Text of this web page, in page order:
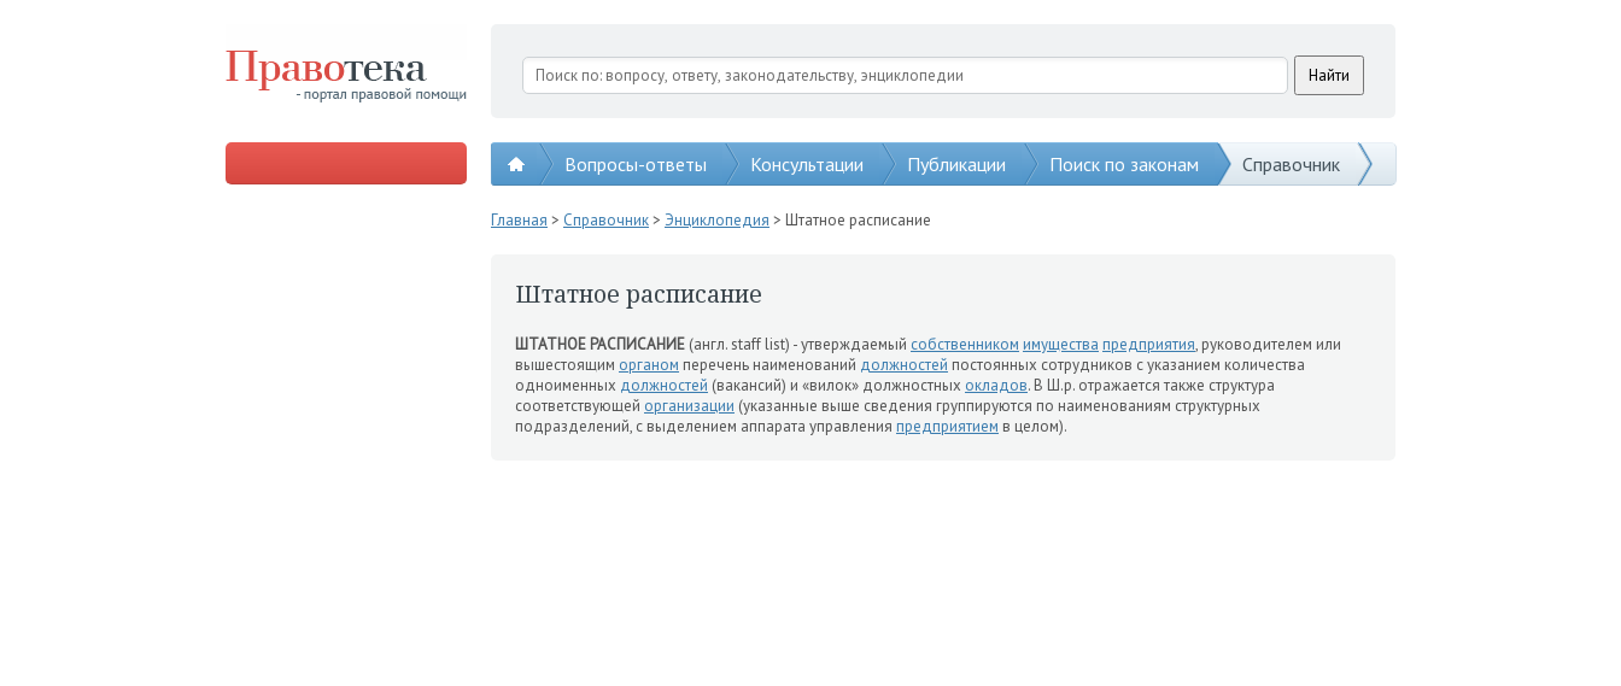
Вопросы-ответы Консультации Публикации Поиск по законам Справочник
Главная > Справочник> Энциклопедия > Штатное расписание
Штатное расписание
ШТАТНОЕ РАСПИСАНИЕ (англ. staff list) - утверждаемый собственником имущества предприятия, руководителем или
вышестоящим органом перечень наименований должностей постоянных сотрудников с указанием количества
одноименных должностей (вакансий) и «вилок» должностных окладов. В Ш.р. отражается также структура
соответствующей организации (указанные выше сведения группируются по наименованиям структурных
подразделений, с выделением аппарата управления предприятием в целом).